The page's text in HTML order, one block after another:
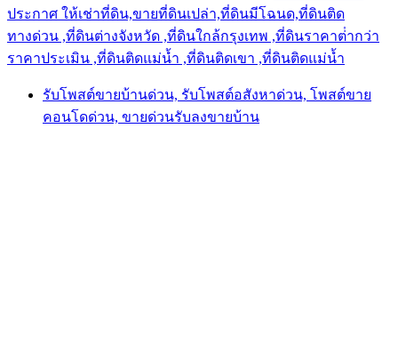
ประกาศ ให้เช่าที่ดิน,ขายที่ดินเปล่า,ที่ดินมีโฉนด,ที่ดินติด
ทางด่วน ,ที่ดินต่างจังหวัด ,ที่ดินใกล้กรุงเทพ ,ที่ดินราคาต่ํากว่า
ราคาประเมิน ,ที่ดินติดแม่น้ำ ,ที่ดินติดเขา ,ที่ดินติดแม่น้ำ
รับโพสต์ขายบ้านด่วน, รับโพสต์อสังหาด่วน, โพสต์ขาย
คอนโดด่วน, ขายด่วนรับลงขายบ้าน